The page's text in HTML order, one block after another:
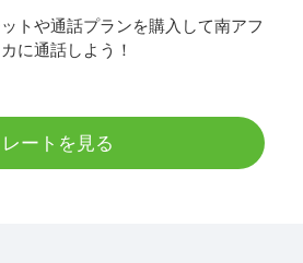
トや通話プランを購入して南アフ
に通話しよう！
レートを見る